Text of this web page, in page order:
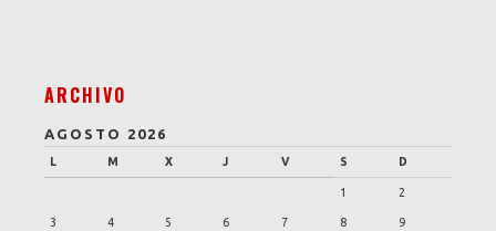
ARCHIVO
AGOSTO 2026
L M X J V S D
1 2
3 4 5 6 7 8 9